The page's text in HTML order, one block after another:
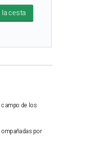
cesta
de los
por